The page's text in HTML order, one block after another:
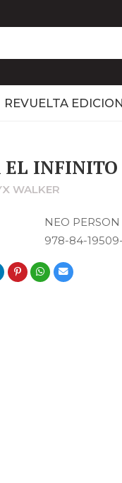
REVUELTA
EL
WALKER
NEO PERSON
978-84-